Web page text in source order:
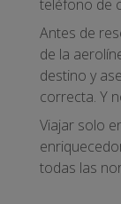
teléfono de
Antes de
de la
destino y
correcta. Y
Viajar solo
todas las